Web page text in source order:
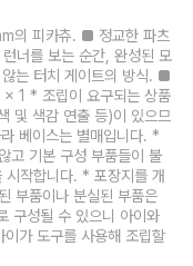
의 피카츄. ■ 정교한 파츠
너를 보는 순간, 완성된 모
는 터치 게이트의 방식. ■
1 * 조립이 요구되는 상품
및 색감 연출 등)이 있으므
베이스는 별매입니다. *
고 기본 구성 부품들이 불
시작합니다. * 포장지를 개
부품이나 분실된 부품은
구성될 수 있으니 아이와
가 도구를 사용해 조립할